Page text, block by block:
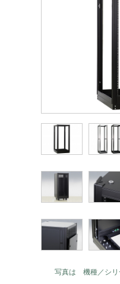
写真は 機種／シリ